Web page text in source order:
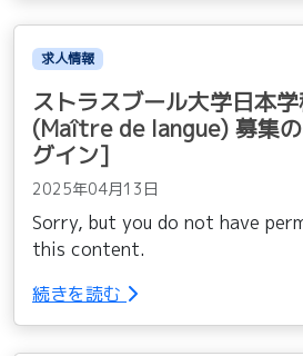
求人情報
ストラスブール大学日本
(Maître de langue) 募集
グイン]
2025年04月13日
Sorry, but you do not have
this content.
続きを読む